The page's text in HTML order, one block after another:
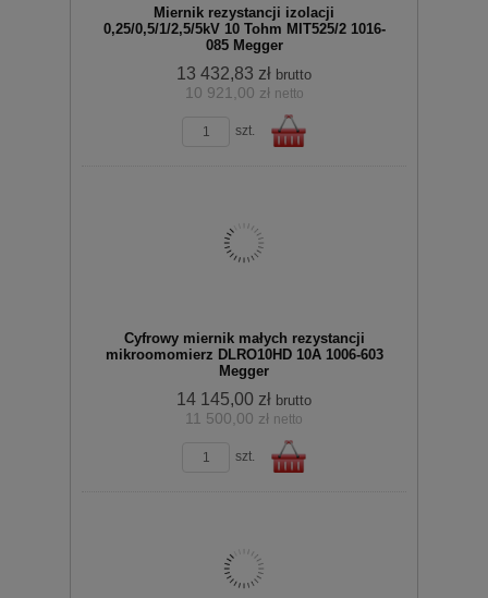
koszyka
Miernik rezystancji izolacji
0,25/0,5/1/2,5/5kV 10 Tohm MIT525/2 1016-
085 Megger
13 432,83 zł brutto
10 921,00 zł netto
szt.
koszyka
zobacz szczegóły
Cyfrowy miernik małych rezystancji
mikroomomierz DLRO10HD 10A 1006-603
Megger
14 145,00 zł brutto
11 500,00 zł netto
szt.
zobacz szczegóły